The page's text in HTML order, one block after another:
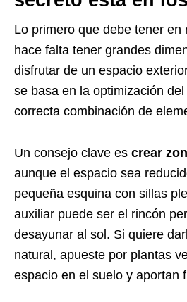
Lo primero que debe tener en
hace falta tener grandes
disfrutar de un espacio
se basa en la optimización
correcta combinación de
Un consejo clave es crear
aunque el espacio sea
pequeña esquina con sillas
auxiliar puede ser el rincón
desayunar al sol. Si quiere
natural, apueste por plantas
espacio en el suelo y aportan